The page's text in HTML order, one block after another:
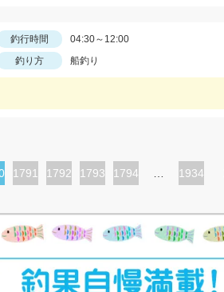
釣行時間
04:30～12:00
釣り方 船釣り
ペ
1791
ペ
1792
ペ
1793
ペ
1794 1934